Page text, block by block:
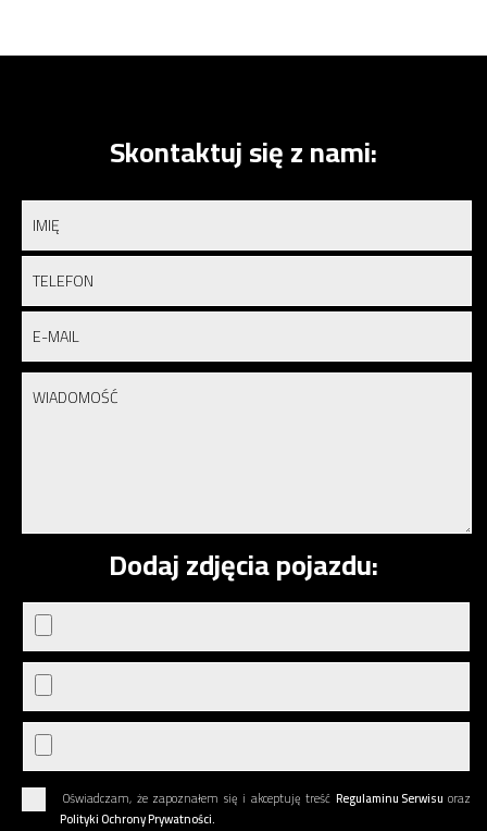
Skontaktuj się z nami:
Dodaj zdjęcia pojazdu:
Oświadczam, że zapoznałem się i akceptuję treść Regulaminu Serwisu oraz
Polityki Ochrony Prywatności.